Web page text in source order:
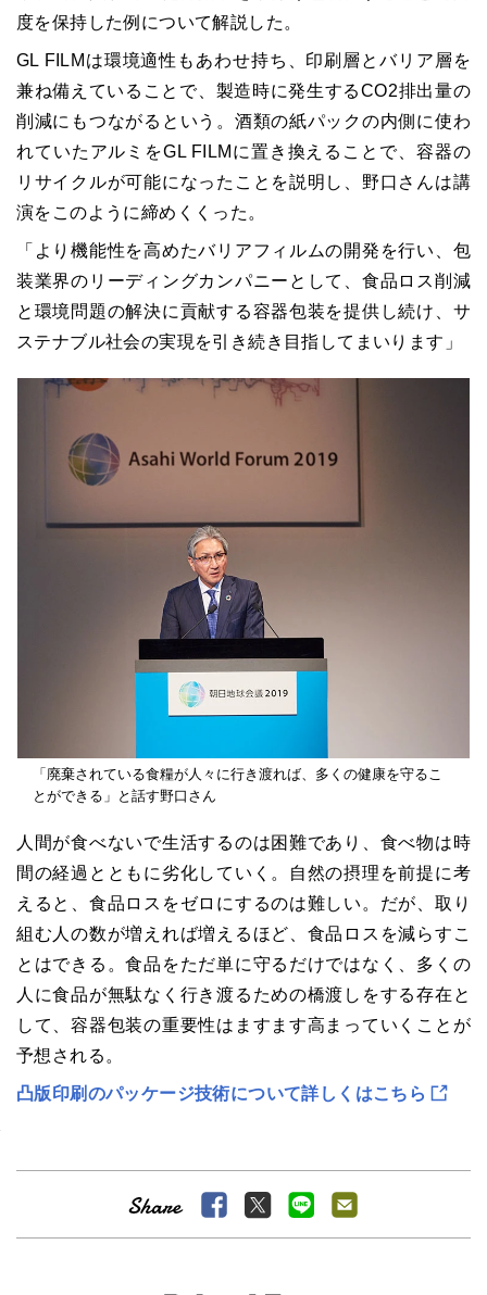
度を保持した例について解説した。
GL FILMは環境適性もあわせ持ち、印刷層とバリア層を
兼ね備えていることで、製造時に発生するCO2排出量の
削減にもつながるという。酒類の紙パックの内側に使わ
れていたアルミをGL FILMに置き換えることで、容器の
リサイクルが可能になったことを説明し、野口さんは講
演をこのように締めくくった。
「より機能性を高めたバリアフィルムの開発を行い、包
装業界のリーディングカンパニーとして、食品ロス削減
と環境問題の解決に貢献する容器包装を提供し続け、サ
ステナブル社会の実現を引き続き目指してまいります」
「廃棄されている食糧が人々に行き渡れば、多くの健康を守るこ
とができる」と話す野口さん
人間が食べないで生活するのは困難であり、食べ物は時
間の経過とともに劣化していく。自然の摂理を前提に考
えると、食品ロスをゼロにするのは難しい。だが、取り
組む人の数が増えれば増えるほど、食品ロスを減らすこ
とはできる。食品をただ単に守るだけではなく、多くの
人に食品が無駄なく行き渡るための橋渡しをする存在と
して、容器包装の重要性はますます高まっていくことが
予想される。
凸版印刷のパッケージ技術について詳しくはこちら